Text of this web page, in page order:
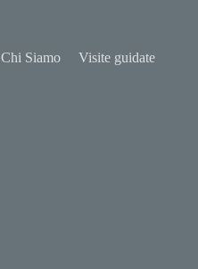
Chi Siamo Visite guidate